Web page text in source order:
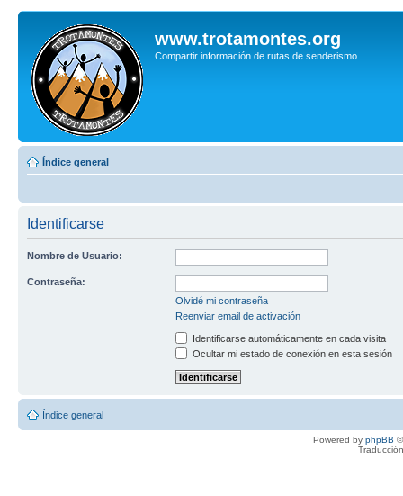
www.trotamontes.org
Compartir información de rutas de senderismo
Índice general
Identificarse
Nombre de Usuario:
Contraseña:
Olvidé mi contraseña
Reenviar email de activación
Identificarse automáticamente en cada visita
Ocultar mi estado de conexión en esta sesión
Índice general
Powered by phpBB